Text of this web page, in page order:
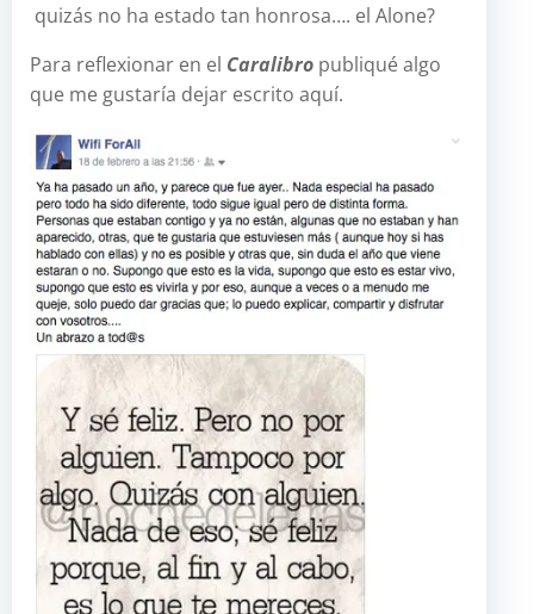
quizás no ha estado tan honrosa…. el Alone?
Para reflexionar en el Caralibro publiqué algo
que me gustaría dejar escrito aquí.